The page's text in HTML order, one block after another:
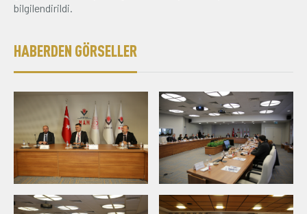
bilgilendirildi.
HABERDEN GÖRSELLER